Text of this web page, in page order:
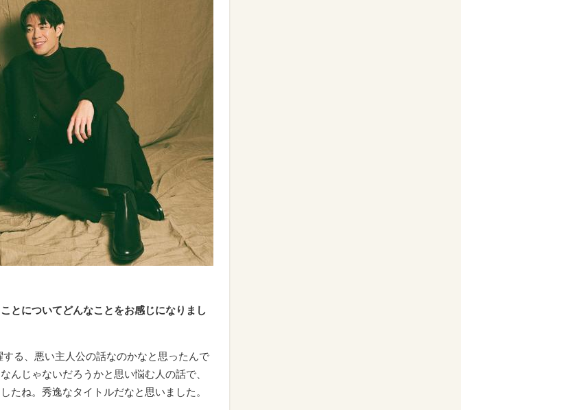
についてどんなことをお感じになりまし
る、悪い主人公の話なのかなと思ったんで
んじゃないだろうかと思い悩む人の話で、
たね。秀逸なタイトルだなと思いました。